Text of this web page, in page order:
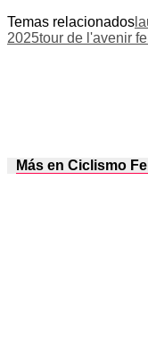
Temas relacionados
2025tour de l'avenir
Más en Ciclismo